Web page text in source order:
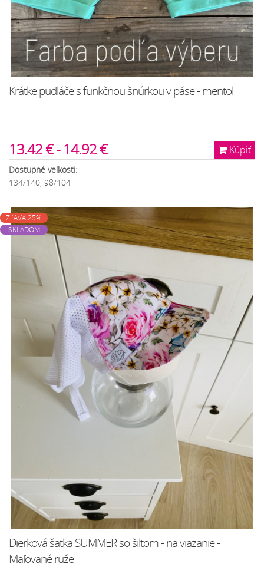
Krátke pudláče s funkčnou šnúrkou v páse - mentol
Kúpiť
13.42 € - 14.92 €
Dostupné veľkosti:
134/140, 98/104
ZĽAVA 25%
SKLADOM
Dierková šatka SUMMER so šiltom - na viazanie -
Maľované ruže